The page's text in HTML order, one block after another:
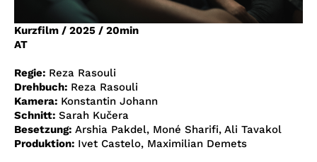
Account
Suche
Kurzfilm / 2025 / 20min
AT
Regie: Reza Rasouli
Drehbuch: Reza Rasouli
Kamera: Konstantin Johann
Schnitt: Sarah Kučera
Besetzung: Arshia Pakdel, Moné Sharifi, Ali Tavakol
Produktion: Ivet Castelo, Maximilian Demets